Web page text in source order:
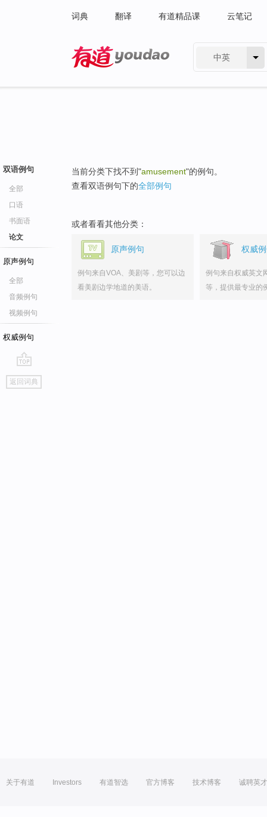
词典 翻译 有道精品课 云笔记
中英
双语例句
全部
口语
书面语
论文
原声例句
全部
音频例句
视频例句
权威例句
go
top
返回词典
当前分类下找不到"amusement"的例句。
查看双语例句下的全部例句
或者看看其他分类：
原声例句
例句来自VOA、美剧等，您可以边
看美剧边学地道的美语。
权威
例句来自权威英文
等，提供最专业的
关于有道 Investors 有道智选 官方博客 技术博客 诚聘英才